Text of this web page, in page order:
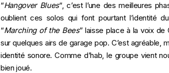
“Hangover Blues“, c’est l’une des meilleures
oublient ces solos qui font pourtant l’identité
“Marching of the Bees” laisse place à la voix de
sur quelques airs de garage pop. C’est agréable,
identité sonore. Comme d’hab, le groupe vient
bien joué.